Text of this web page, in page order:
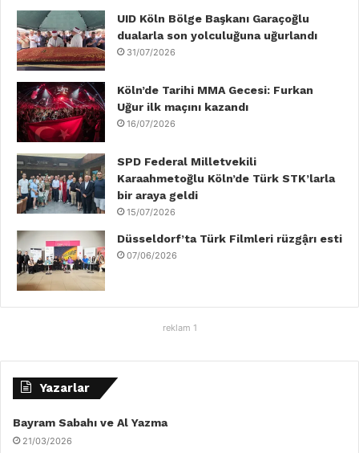
o
k
r
I
n
e
r
a
UID Köln Bölge Başkanı Garaçoğlu
dualarla son yolculuğuna uğurlandı
31/07/2026
Köln’de Tarihi MMA Gecesi: Furkan
Uğur ilk maçını kazandı
16/07/2026
SPD Federal Milletvekili
Karaahmetoğlu Köln’de Türk STK’larla
bir araya geldi
15/07/2026
Düsseldorf’ta Türk Filmleri rüzgậrı esti
07/06/2026
reklam 1
Yazarlar
Bayram Sabahı ve Al Yazma
21/03/2026